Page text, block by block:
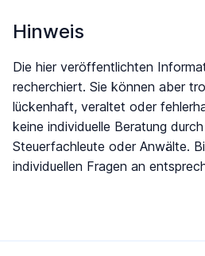
Hinweis
Die hier veröffentlichten
recherchiert. Sie können aber
lückenhaft, veraltet oder
keine individuelle Beratung
Steuerfachleute oder Anwälte.
individuellen Fragen an